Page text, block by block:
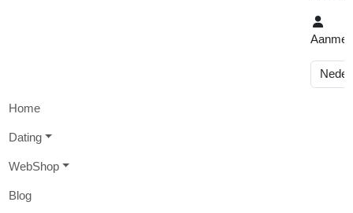
Home
Dating
WebShop
Blog